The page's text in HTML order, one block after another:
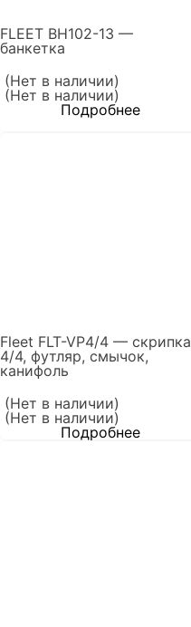
FLEET BH102-13 —
банкетка
(Нет в наличии)
(Нет в наличии)
Подробнее
Fleet FLT-VP4/4 — скрипка
4/4, футляр, смычок,
канифоль
(Нет в наличии)
(Нет в наличии)
Подробнее